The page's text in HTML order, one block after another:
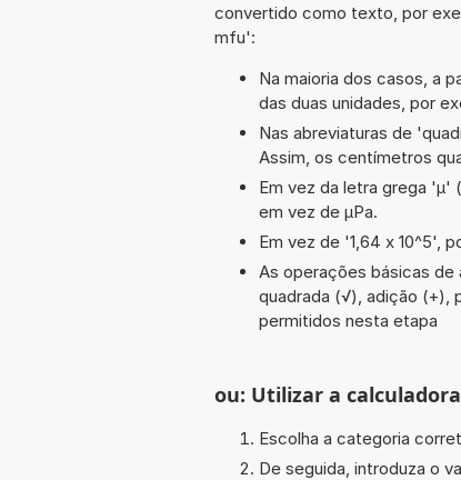
convertido como texto, por
mfu':
Na maioria dos casos, a
das duas unidades, por
Nas abreviaturas de
Assim, os centímetros
Em vez da letra grega 'µ'
em vez de µPa.
Em vez de '1,64 x 10^5',
As operações básicas
quadrada (√), adição (+),
permitidos nesta etapa
ou: Utilizar a
Escolha a categoria
De seguida, introduza o